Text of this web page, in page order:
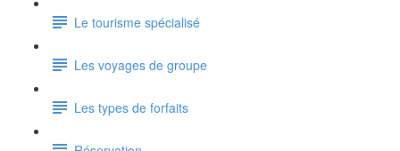
Le tourisme spécialisé
Les voyages de groupe
Les types de forfaits